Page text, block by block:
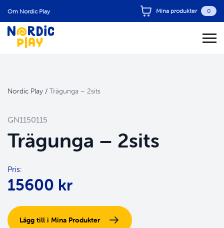
Om Nordic Play Mina produkter 0
Nordic Play / Trägunga – 2sits
GN1150115
Trägunga – 2sits
Pris:
15600 kr